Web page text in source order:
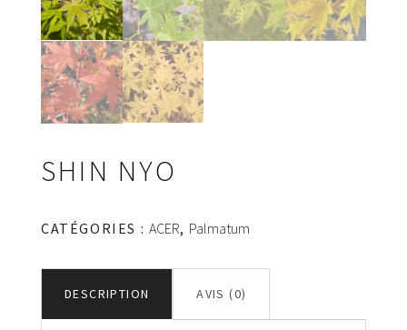
SHIN NYO
CATÉGORIES : ACER, Palmatum
DESCRIPTION AVIS (0)